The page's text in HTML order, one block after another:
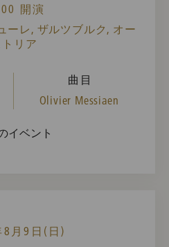
開演
ーレ, ザルツブルク, オー
トリア
曲目
Olivier Messiaen
イベント
8月9日(日)